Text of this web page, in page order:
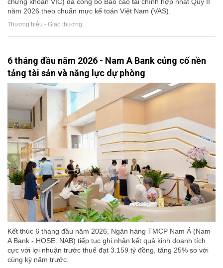
năm 2026 theo chuẩn mực kế toán Việt Nam (VAS).
Thương hiệu - Giao thương
6 tháng đầu năm 2026 - Nam A Bank củng cố nền
tảng tài sản và năng lực dự phòng
Kết thúc 6 tháng đầu năm 2026, Ngân hàng TMCP Nam Á (Nam
A Bank - HOSE: NAB) tiếp tục ghi nhận kết quả kinh doanh tích
cực với lợi nhuận trước thuế đạt 3.159 tỷ đồng, tăng 25% so với
cùng kỳ năm trước.